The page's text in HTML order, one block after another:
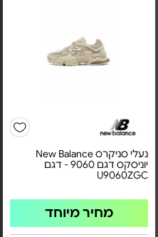
נעלי סניקרס New Balance
יוניסקס דגם 9060 - דגם
U9060ZGC
מחיר מיוחד